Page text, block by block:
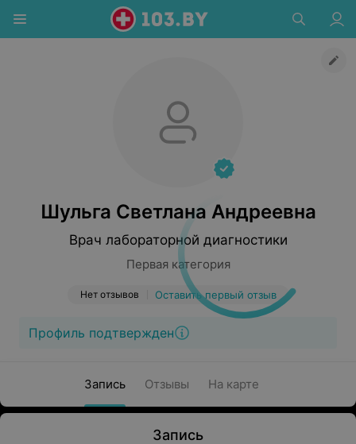
Шульга Светлана Андреевна
Врач лабораторной диагностики
Первая категория
Нет отзывов Оставить первый отзыв
Профиль подтвержден
Запись Отзывы На карте
Запись